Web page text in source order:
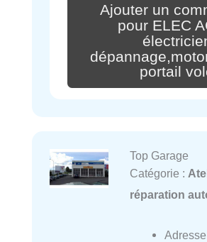
Ajouter un
pour ELEC
portail
Top Garage
Catégorie :
réparation